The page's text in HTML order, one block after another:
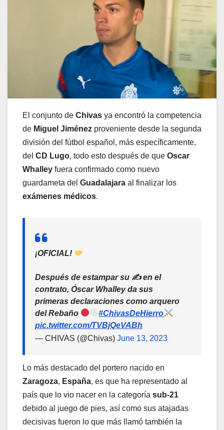
El conjunto de Chivas ya encontró la competencia
de Miguel Jiménez proveniente desde la segunda
división del fútbol español, más específicamente,
del CD Lugo, todo esto después de que Oscar
Whalley fuera confirmado como nuevo
guardameta del Guadalajara al finalizar los
exámenes médicos.
¡OFICIAL!
Después de estampar su ✍en el
contrato, Óscar Whalley da sus
primeras declaraciones como arquero
del Rebaño
#ChivasDeHierro
pic.twitter.com/TVBjQeVABh
— CHIVAS (@Chivas) June 13, 2023
Lo más destacado del portero nacido en
Zaragoza, España, es que ha representado al
país que lo vio nacer en la categoría sub-21
debido al juego de pies, así como sus atajadas
decisivas fueron lo que más llamó también la